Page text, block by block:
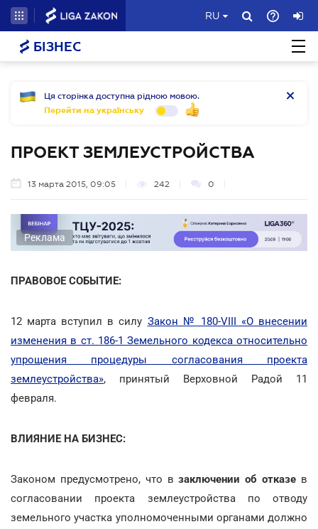
RU
БІЗНЕС
Ця сторінка доступна рідною мовою.
Перейти на українську
ПРОЕКТ ЗЕМЛЕУСТРОЙСТВА
13 марта 2015, 09:05 242 0
Реклама
ПРАВОВОЕ СОБЫТИЕ:
12 марта вступил в силу Закон № 180-VIII «О внесении
изменения в ст. 186-1 Земельного кодекса относительно
упрощения процедуры согласования проекта
землеустройства», принятый Верховной Радой 11
февраля.
ВЛИЯНИЕ НА БИЗНЕС:
Законом предусмотрено, что взаключении об отказе в
согласовании проекта землеустройства по отводу
земельного участка уполномоченными органами должно